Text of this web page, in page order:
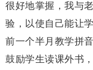
很好地掌握，我与
验，以使自己能让
前一个半月教学拼
鼓励学生读课外书